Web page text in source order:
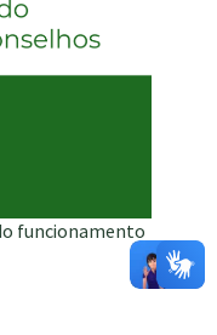
funcionamento